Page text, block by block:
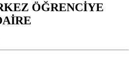
ÖĞRENCİYE